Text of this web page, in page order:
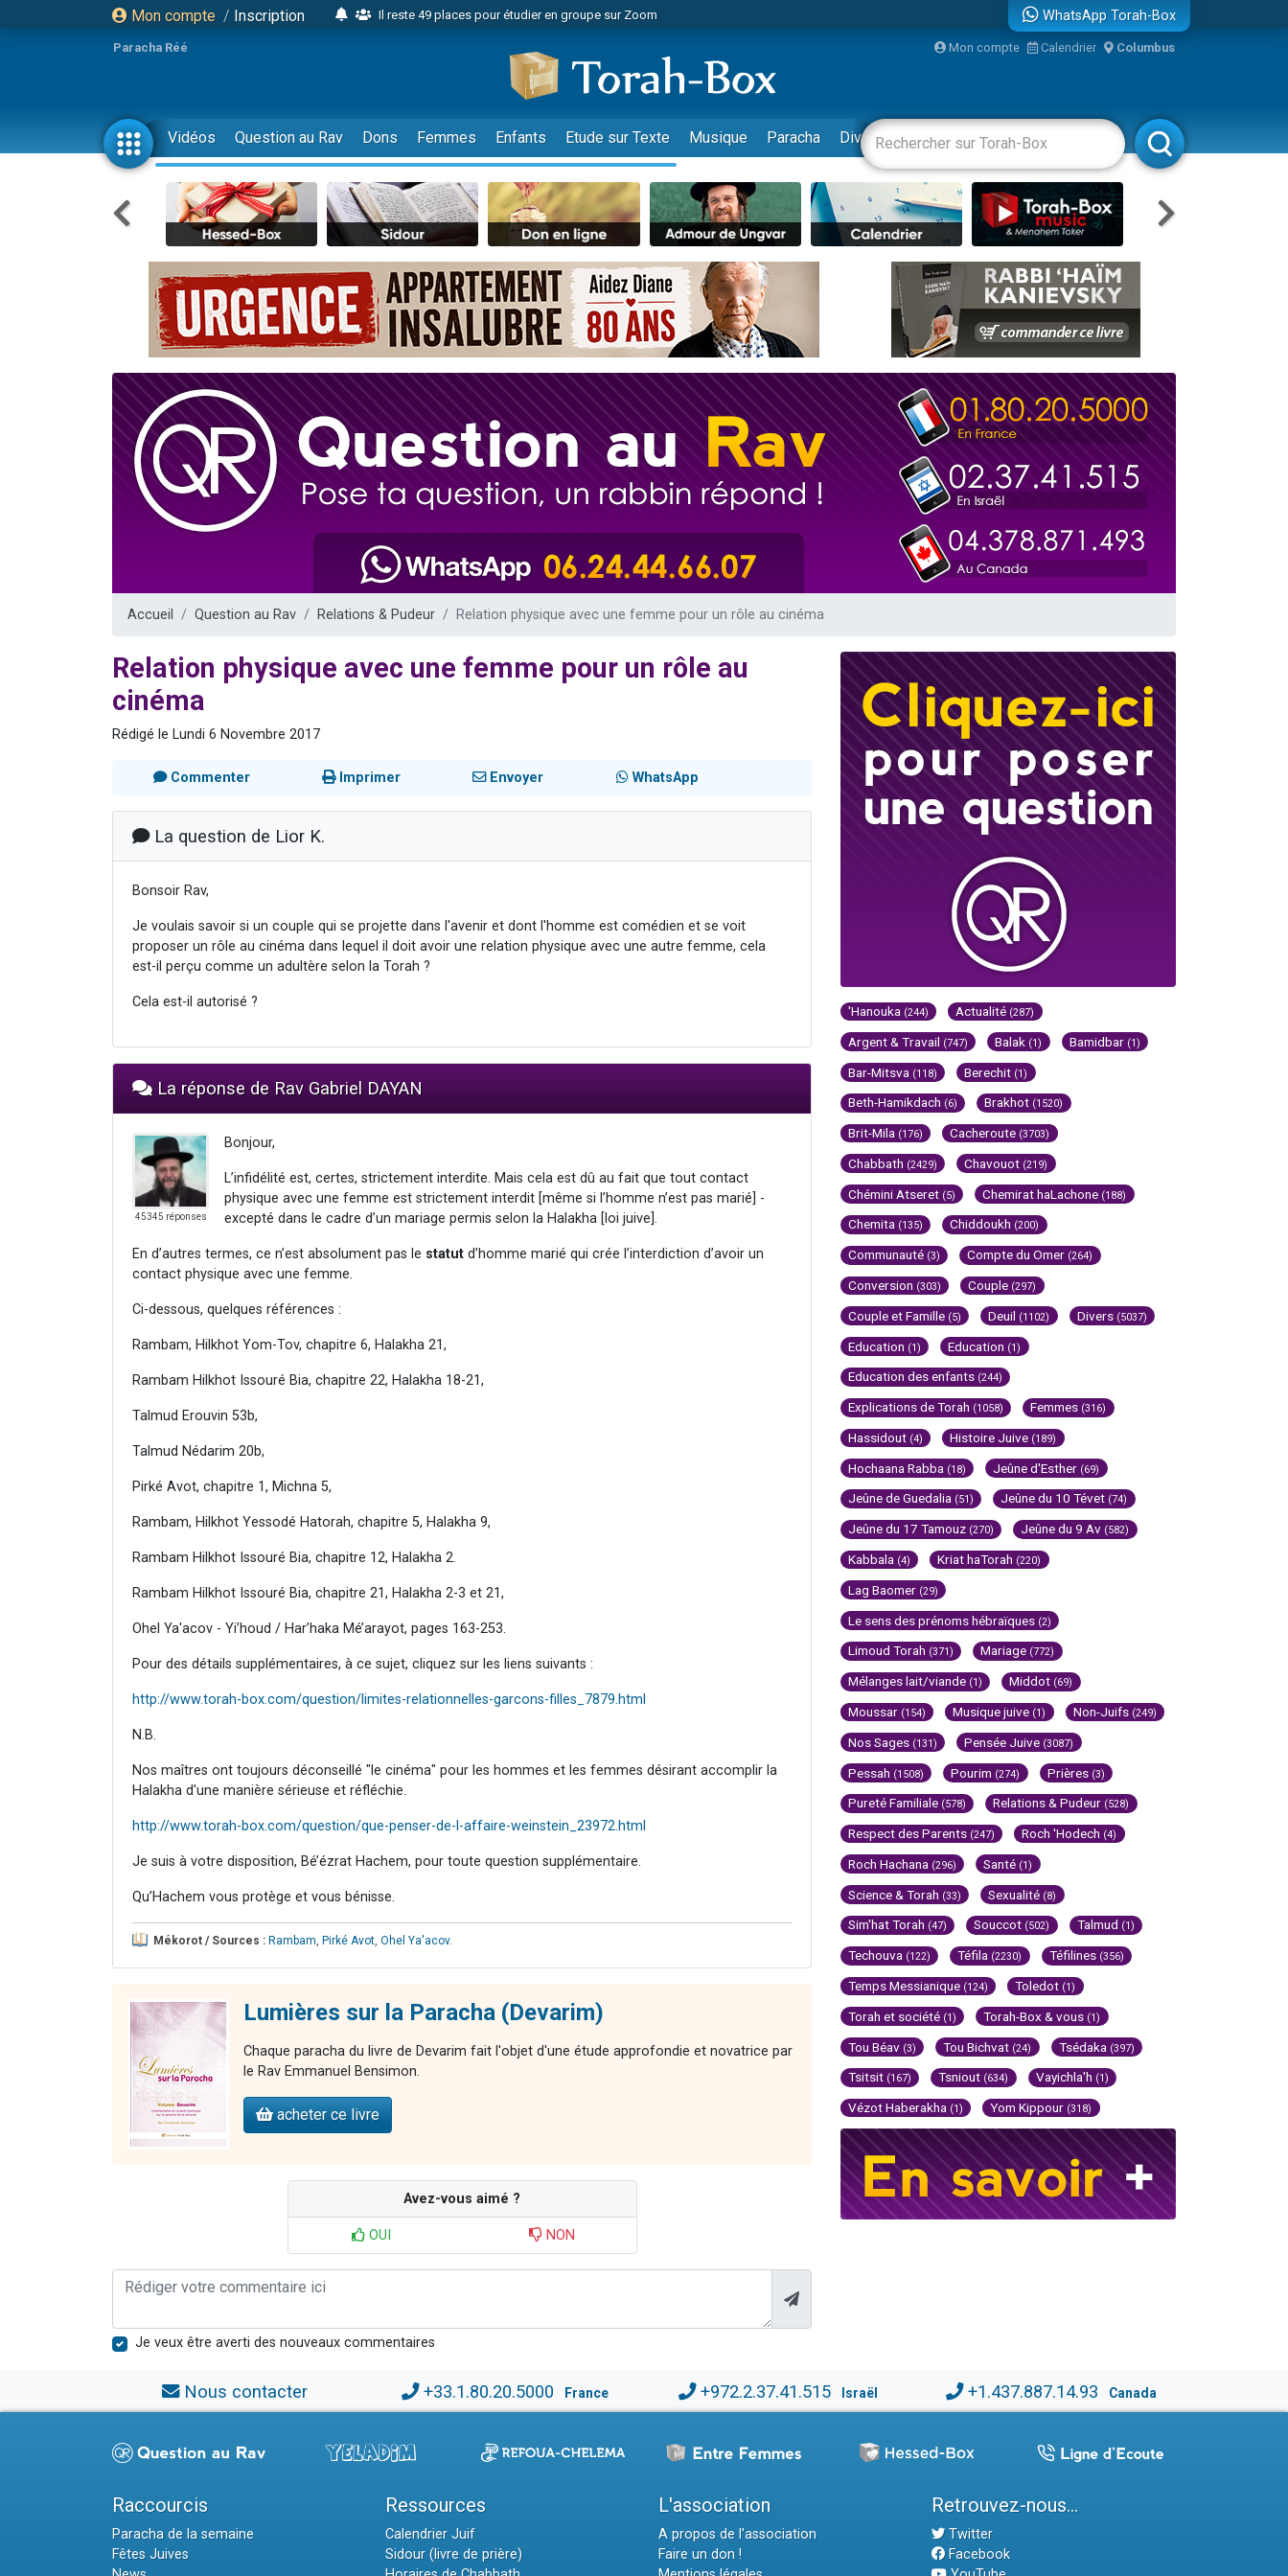
Mon compte / Inscription
Il reste 49 places pour étudier en groupe sur Zoom
2 personnes viennent de nous rejoindre sur WhatsApp
6 personnes viennent de nous rejoindre sur WhatsApp
4 personnes viennent de faire un don pour Reloger Rivka, 6 enfants, victime de violences...
2 personnes viennent de faire un don pour 1 Journée de Vacances Pour les Enfants
17 personnes viennent de demander une bénédiction
4 personnes viennent de nous rejoindre sur WhatsApp
Il reste 49 places pour étudier en groupe sur Zoom
Eva vient de donner son Maasser
4 personnes viennent de nous rejoindre sur WhatsApp
3 personnes viennent de nous rejoindre sur WhatsApp
Odaya vient de donner son Maasser
3 personnes viennent de faire un don pour 5 jours de vacances aux Orphelins
2 personnes viennent de nous rejoindre sur WhatsApp
13 personnes viennent de demander une bénédiction
Il reste 49 places pour étudier en groupe sur Zoom
12 nouvelles musiques dans Torah-Box Music
29 personnes viennent de demander une bénédiction
WhatsApp Torah-Box
Paracha Réé Mon compte Calendrier Columbus
Vidéos Question au Rav Dons Femmes Enfants Etude sur Texte Musique Paracha Divertissements Livres Rabbanim
Accueil Question au Rav Relations & Pudeur Relation physique avec une femme pour un rôle au cinéma
Relation physique avec une femme pour un rôle au
cinéma
Rédigé le Lundi 6 Novembre 2017
Commenter Imprimer Envoyer WhatsApp
La question de Lior K.
Bonsoir Rav,
Je voulais savoir si un couple qui se projette dans l'avenir et dont l'homme est comédien et se voit
proposer un rôle au cinéma dans lequel il doit avoir une relation physique avec une autre femme, cela
est-il perçu comme un adultère selon la Torah ?
Cela est-il autorisé ?
La réponse de Rav Gabriel DAYAN
45345 réponses
Bonjour,
L’infidélité est, certes, strictement interdite. Mais cela est dû au fait que tout contact
physique avec une femme est strictement interdit [même si l’homme n’est pas marié] -
excepté dans le cadre d’un mariage permis selon la Halakha [loi juive].
En d’autres termes, ce n’est absolument pas le statut d’homme marié qui crée l’interdiction d’avoir un
contact physique avec une femme.
Ci-dessous, quelques références :
Rambam, Hilkhot Yom-Tov, chapitre 6, Halakha 21,
Rambam Hilkhot Issouré Bia, chapitre 22, Halakha 18-21,
Talmud Erouvin 53b,
Talmud Nédarim 20b,
Pirké Avot, chapitre 1, Michna 5,
Rambam, Hilkhot Yessodé Hatorah, chapitre 5, Halakha 9,
Rambam Hilkhot Issouré Bia, chapitre 12, Halakha 2.
Rambam Hilkhot Issouré Bia, chapitre 21, Halakha 2-3 et 21,
Ohel Ya'acov - Yi’houd / Har’haka Mé’arayot, pages 163-253.
Pour des détails supplémentaires, à ce sujet, cliquez sur les liens suivants :
http://www.torah-box.com/question/limites-relationnelles-garcons-filles_7879.html
N.B.
Nos maîtres ont toujours déconseillé "le cinéma" pour les hommes et les femmes désirant accomplir la
Halakha d'une manière sérieuse et réfléchie.
http://www.torah-box.com/question/que-penser-de-l-affaire-weinstein_23972.html
Je suis à votre disposition, Bé’ézrat Hachem, pour toute question supplémentaire.
Qu’Hachem vous protège et vous bénisse.
Mékorot / Sources : Rambam Pirké Avot Ohel Ya'acov.
Lumières sur la Paracha (Devarim)
Chaque paracha du livre de Devarim fait l'objet d'une étude approfondie et novatrice par
le Rav Emmanuel Bensimon.
acheter ce livre
Avez-vous aimé ?
OUI NON
Je veux être averti des nouveaux commentaires
'Hanouka (244) Actualité (287)
Argent & Travail (747) Balak (1) Bamidbar (1)
Bar-Mitsva (118) Berechit (1)
Beth-Hamikdach (6) Brakhot (1520)
Brit-Mila (176) Cacheroute (3703)
Chabbath (2429) Chavouot (219)
Chémini Atseret (5) Chemirat haLachone (188)
Chemita (135) Chiddoukh (200)
Communauté (3) Compte du Omer (264)
Conversion (303) Couple (297)
Couple et Famille (5) Deuil (1102) Divers (5037)
Education (1) Education (1)
Education des enfants (244)
Explications de Torah (1058) Femmes (316)
Hassidout (4) Histoire Juive (189)
Hochaana Rabba (18) Jeûne d'Esther (69)
Jeûne de Guedalia (51) Jeûne du 10 Tévet (74)
Jeûne du 17 Tamouz (270) Jeûne du 9 Av (582)
Kabbala (4) Kriat haTorah (220)
Lag Baomer (29)
Le sens des prénoms hébraïques (2)
Limoud Torah (371) Mariage (772)
Mélanges lait/viande (1) Middot (69)
Moussar (154) Musique juive (1) Non-Juifs (249)
Nos Sages (131) Pensée Juive (3087)
Pessah (1508) Pourim (274) Prières (3)
Pureté Familiale (578) Relations & Pudeur (528)
Respect des Parents (247) Roch 'Hodech (4)
Roch Hachana (296) Santé (1)
Science & Torah (33) Sexualité (8)
Sim'hat Torah (47) Souccot (502) Talmud (1)
Techouva (122) Téfila (2230) Téfilines (356)
Temps Messianique (124) Toledot (1)
Torah et société (1) Torah-Box & vous (1)
Tou Béav (3) Tou Bichvat (24) Tsédaka (397)
Tsitsit (167) Tsniout (634) Vayichla'h (1)
Vézot Haberakha (1) Yom Kippour (318)
Nous contacter +33.1.80.20.5000 France +972.2.37.41.515 Israël +1.437.887.14.93 Canada
Raccourcis
Paracha de la semaine
Fêtes Juives
Ressources
Calendrier Juif
Sidour (livre de prière)
L'association
A propos de l'association
Faire un don !
Retrouvez-nous...
Twitter
Facebook